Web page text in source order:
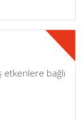
etkenlere bağlı